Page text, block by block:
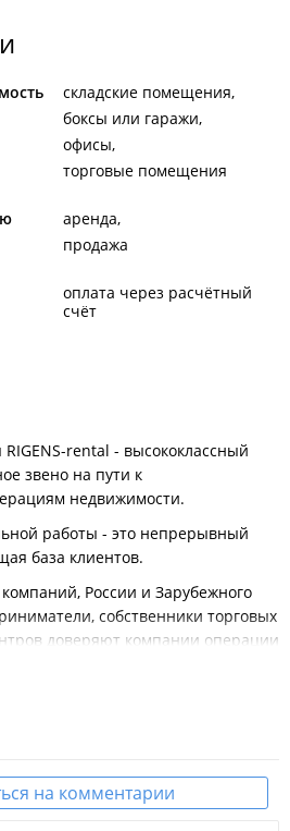
складские помещения
боксы или гаражи
офисы
торговые помещения
аренда
продажа
оплата через расчётный
счёт
rental - высококлассный
звено на пути к
недвижимости.
работы - это непрерывный
база клиентов.
России и Зарубежного
собственники торговых
доверяют компании операции
сферы.
Большой ГУМ".
на комментарии